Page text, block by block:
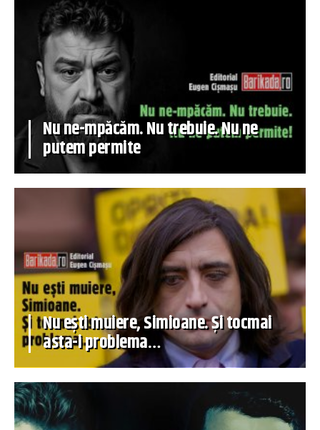
Nu ne-mpăcăm. Nu trebuie. Nu ne
putem permite
Nu ești muiere, Simioane. Și tocmai
asta-i problema…